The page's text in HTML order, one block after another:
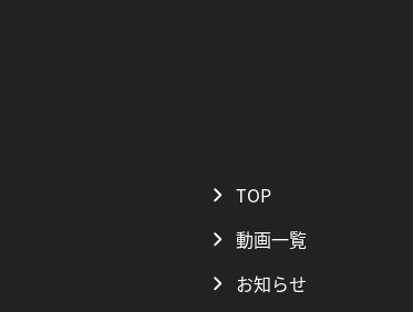
TOP
動画一覧
お知らせ